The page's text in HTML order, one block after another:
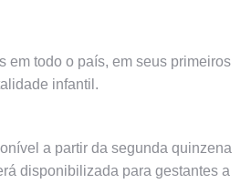
em todo o país, em seus primeiros
infantil.
a partir da segunda quinzena
disponibilizada para gestantes a